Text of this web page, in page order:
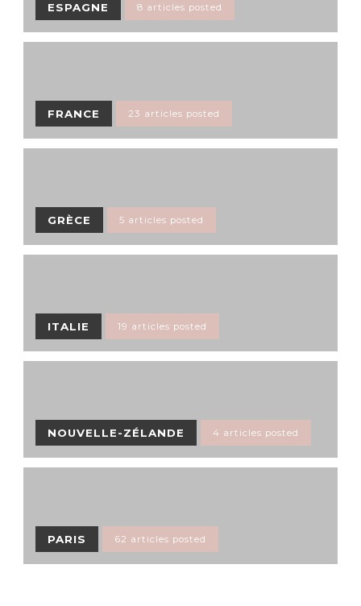
ESPAGNE 8 articles posted
FRANCE 23 articles posted
GRÈCE 5 articles posted
ITALIE 19 articles posted
NOUVELLE-ZÉLANDE 4 articles posted
PARIS 62 articles posted